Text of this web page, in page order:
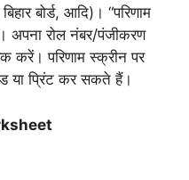
बोर्ड, आदि)। “परिणाम
अपना रोल नंबर/पंजीकरण
करें। परिणाम स्क्रीन पर
या प्रिंट कर सकते हैं।